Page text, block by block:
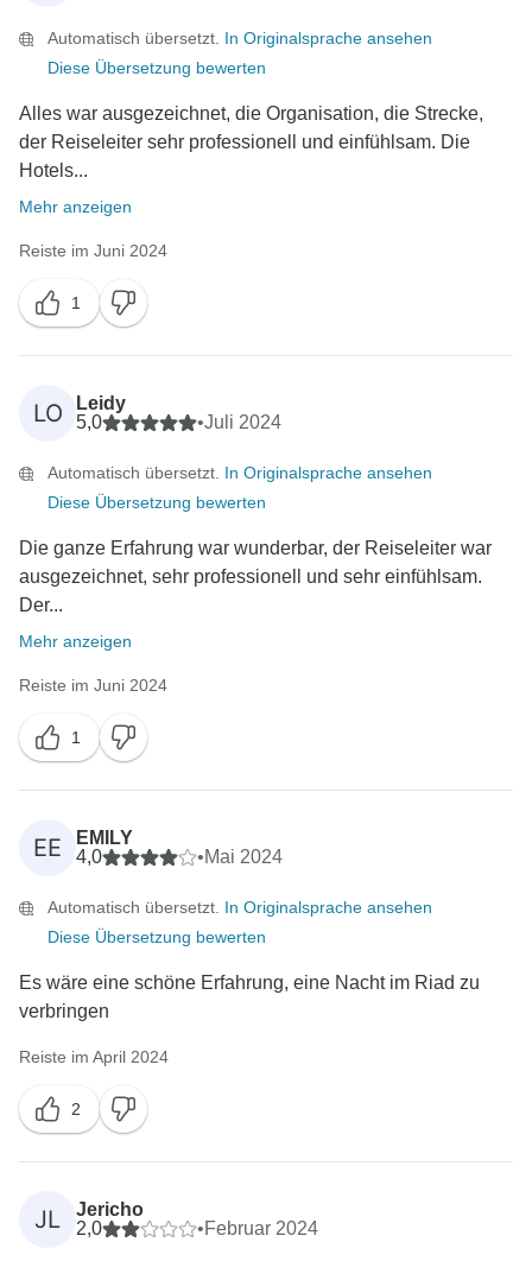
einem weiteren Abenteuer begrüßen dürfen! Alles
Automatisch übersetzt. In Originalsprache ansehen
Diese Übersetzung bewerten
Alles war ausgezeichnet, die Organisation, die Strecke,
der Reiseleiter sehr professionell und einfühlsam. Die
Hotels...
Mehr anzeigen
Reiste im Juni 2024
1
LO
Leidy
5,0
•Juli 2024
Automatisch übersetzt. In Originalsprache ansehen
Diese Übersetzung bewerten
Die ganze Erfahrung war wunderbar, der Reiseleiter war
ausgezeichnet, sehr professionell und sehr einfühlsam.
Der...
Mehr anzeigen
Reiste im Juni 2024
1
EE
EMILY
4,0
•Mai 2024
Automatisch übersetzt. In Originalsprache ansehen
Diese Übersetzung bewerten
Es wäre eine schöne Erfahrung, eine Nacht im Riad zu
verbringen
Reiste im April 2024
2
JL
Jericho
2,0
•Februar 2024